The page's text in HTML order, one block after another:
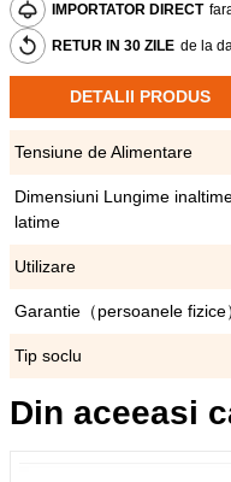
IMPORTATOR DIRECT
RETUR IN 30 ZILE de la
DETALII PRODUS
Tensiune de Alimentare
Dimensiuni Lungime
latime
Utilizare
Garantie（persoanele fizice
Tip soclu
Din aceeasi